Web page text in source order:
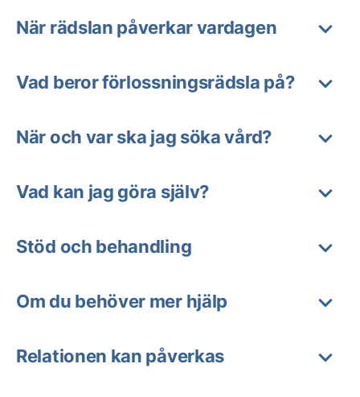
När rädslan påverkar vardagen
Vad beror förlossningsrädsla på?
När och var ska jag söka vård?
Vad kan jag göra själv?
Stöd och behandling
Om du behöver mer hjälp
Relationen kan påverkas